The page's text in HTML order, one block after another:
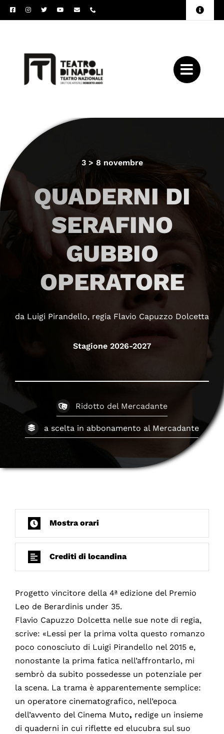
Salta
al
Toggle
3 > 8 novembre
QUADERNI DI
SERAFINO
GUBBIO
OPERATORE
da Luigi Pirandello, regia Flavio Capuzzo Dolcetta
Stagione 2026-2027
Ridotto del Mercadante
a scelta in abbonamento al Mercadante
Mostra orari
Crediti di locandina
Progetto vincitore della 4ª edizione del Premio
Leo de Berardinis under 35.
Flavio Capuzzo Dolcetta nelle sue note di regia,
scrive: «Lessi per la prima volta questo romanzo
poco conosciuto di Luigi Pirandello nel 2015 e,
nonostante la prima fatica nell’affrontarlo, mi
sembrò da subito possedesse un potenziale per
la scena. La trama è apparentemente semplice:
un operatore cinematografico, nell’epoca
dell’avvento del Cinema Muto, redige un insieme
di quaderni in cui riflette ed elucubra sul suo